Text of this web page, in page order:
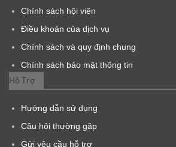
Chính sách hội viên
Điều khoản của dịch vụ
Chính sách và quy định chung
Chính sách bảo mật thông tin
Hỗ Trợ
Hướng dẫn sử dụng
Câu hỏi thường gặp
Gửi yêu cầu hỗ trợ